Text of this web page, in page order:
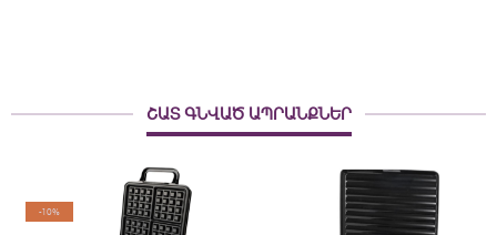
ՇԱՏ ԳՆՎԱԾ ԱՊՐԱՆՔՆԵՐ
-10%